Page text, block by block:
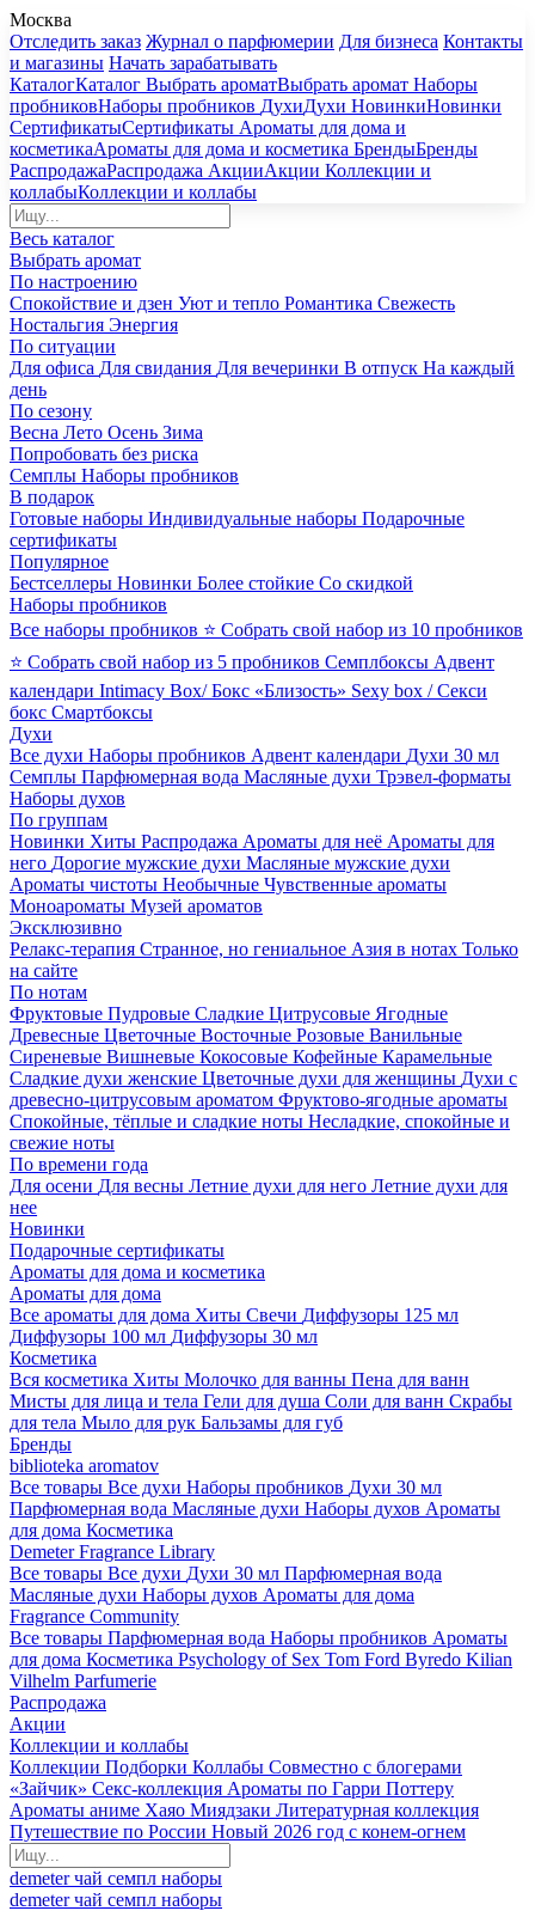
Москва
Отследить заказ Журнал о парфюмерии Для бизнеса Контакты
и магазины Начать зарабатывать
КаталогКаталог Выбрать ароматВыбрать аромат Наборы
пробниковНаборы пробников ДухиДухи НовинкиНовинки
СертификатыСертификаты Ароматы для дома и
косметикаАроматы для дома и косметика БрендыБренды
РаспродажаРаспродажа АкцииАкции Коллекции и
коллабыКоллекции и коллабы
Весь каталог
Выбрать аромат
По настроению
Спокойствие и дзен Уют и тепло Романтика Свежесть
Ностальгия Энергия
По ситуации
Для офиса Для свидания Для вечеринки В отпуск На каждый
день
По сезону
Весна Лето Осень Зима
Попробовать без риска
Семплы Наборы пробников
В подарок
Готовые наборы Индивидуальные наборы Подарочные
сертификаты
Популярное
Бестселлеры Новинки Более стойкие Со скидкой
Наборы пробников
Все наборы пробников ⭐ Собрать свой набор из 10 пробников
⭐ Собрать свой набор из 5 пробников Семплбоксы Адвент
календари Intimacy Box/ Бокс «Близость» Sexy box / Секси
бокс Смартбоксы
Духи
Все духи Наборы пробников Адвент календари Духи 30 мл
Семплы Парфюмерная вода Масляные духи Трэвел-форматы
Наборы духов
По группам
Новинки Хиты Распродажа Ароматы для неё Ароматы для
него Дорогие мужские духи Масляные мужские духи
Ароматы чистоты Необычные Чувственные ароматы
Моноароматы Музей ароматов
Эксклюзивно
Релакс-терапия Странное, но гениальное Азия в нотах Только
на сайте
По нотам
Фруктовые Пудровые Сладкие Цитрусовые Ягодные
Древесные Цветочные Восточные Розовые Ванильные
Сиреневые Вишневые Кокосовые Кофейные Карамельные
Сладкие духи женские Цветочные духи для женщины Духи с
древесно-цитрусовым ароматом Фруктово-ягодные ароматы
Спокойные, тёплые и сладкие ноты Несладкие, спокойные и
свежие ноты
По времени года
Для осени Для весны Летние духи для него Летние духи для
нее
Новинки
Подарочные сертификаты
Ароматы для дома и косметика
Ароматы для дома
Все ароматы для дома Хиты Свечи Диффузоры 125 мл
Диффузоры 100 мл Диффузоры 30 мл
Косметика
Вся косметика Хиты Молочко для ванны Пена для ванн
Мисты для лица и тела Гели для душа Соли для ванн Скрабы
для тела Мыло для рук Бальзамы для губ
Бренды
biblioteka aromatov
Все товары Все духи Наборы пробников Духи 30 мл
Парфюмерная вода Масляные духи Наборы духов Ароматы
для дома Косметика
Demeter Fragrance Library
Все товары Все духи Духи 30 мл Парфюмерная вода
Масляные духи Наборы духов Ароматы для дома
Fragrance Community
Все товары Парфюмерная вода Наборы пробников Ароматы
для дома Косметика Psychology of Sex Tom Ford Byredo Kilian
Vilhelm Parfumerie
Распродажа
Акции
Коллекции и коллабы
Коллекции Подборки Коллабы Совместно с блогерами
«Зайчик» Секс-коллекция Ароматы по Гарри Поттеру
Ароматы аниме Хаяо Миядзаки Литературная коллекция
Путешествие по России Новый 2026 год с конем-огнем
demeterчай семпл наборы
demeterчай семпл наборы